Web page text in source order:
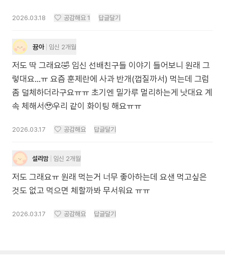
2026.03.18 공감해요 1 답글달기
뀽아 임신 2개월
저도 딱 그래요🤣 임신 선배친구들 이야기 들어보니 원래 그
렇대요...ㅠ 요즘 훈제란에 사과 반개(껍질까서) 먹는데 그럼
좀 덜체하더라구요ㅠㅠ 초기엔 밀가루 멀리하는게 낫대요 계
속 체해서🥹우리 같이 화이팅 해요ㅠㅠ
2026.03.17 공감해요 답글달기
설리맘 임신 2개월
저도 그래요ㅠ 원래 먹는거 너무 좋아하는데 요샌 먹고싶은
것도 없고 먹으면 체할까봐 무서워요 ㅠㅠ
2026.03.17 공감해요 답글달기